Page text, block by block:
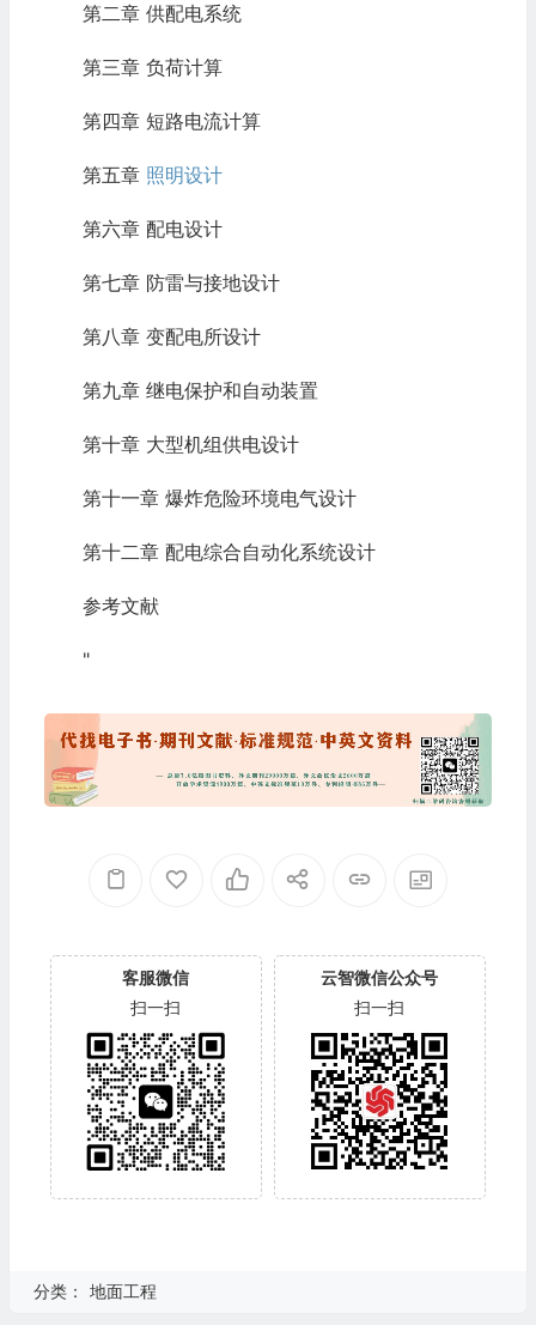
第二章 供配电系统
第三章 负荷计算
第四章 短路电流计算
第五章 照明设计
第六章 配电设计
第七章 防雷与接地设计
第八章 变配电所设计
第九章 继电保护和自动装置
第十章 大型机组供电设计
第十一章 爆炸危险环境电气设计
第十二章 配电综合自动化系统设计
参考文献
"
客服微信
扫一扫
云智微信公众号
扫一扫
分类： 地面工程